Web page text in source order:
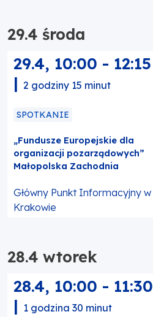
29.4 środa
29.4, 10:00 - 12:15
| 2 godziny 15 minut
SPOTKANIE
„Fundusze Europejskie dla
organizacji pozarządowych”
Małopolska Zachodnia
Główny Punkt Informacyjny w
Krakowie
28.4 wtorek
28.4, 10:00 - 11:30
| 1 godzina 30 minut